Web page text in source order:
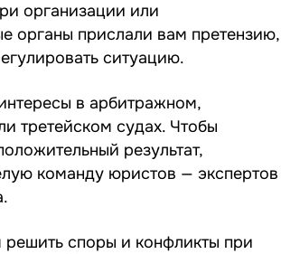
организации или
органы прислали вам претензию,
ситуацию.
в арбитражном,
третейском судах. Чтобы
результат,
команду юристов — экспертов
споры и конфликты при